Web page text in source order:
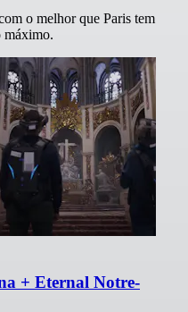
o melhor que Paris tem
máximo.
+ Eternal Notre-